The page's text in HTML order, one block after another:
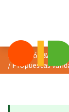
/Propuestas